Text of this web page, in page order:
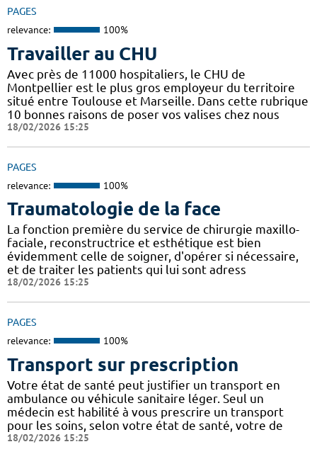
PAGES
relevance: 100%
Travailler au CHU
Avec près de 11000 hospitaliers, le CHU de
Montpellier est le plus gros employeur du territoire
situé entre Toulouse et Marseille. Dans cette rubrique
10 bonnes raisons de poser vos valises chez nous
18/02/2026 15:25
PAGES
relevance: 100%
Traumatologie de la face
La fonction première du service de chirurgie maxillo-
faciale, reconstructrice et esthétique est bien
évidemment celle de soigner, d'opérer si nécessaire,
et de traiter les patients qui lui sont adress
18/02/2026 15:25
PAGES
relevance: 100%
Transport sur prescription
Votre état de santé peut justifier un transport en
ambulance ou véhicule sanitaire léger. Seul un
médecin est habilité à vous prescrire un transport
pour les soins, selon votre état de santé, votre de
18/02/2026 15:25